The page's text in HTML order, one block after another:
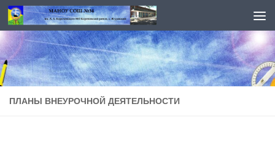
Перейти к содержимому
ПЛАНЫ ВНЕУРОЧНОЙ ДЕЯТЕЛЬНОСТИ